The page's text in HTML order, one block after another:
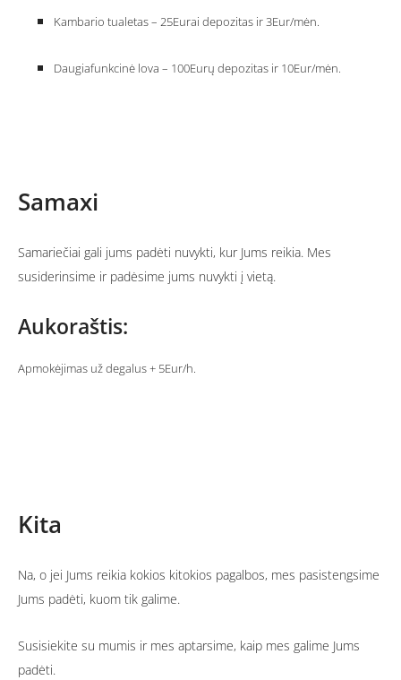
Kambario tualetas – 25Eurai depozitas ir 3Eur/mėn.
Daugiafunkcinė lova – 100Eurų depozitas ir 10Eur/mėn.
Samaxi
Samariečiai gali jums padėti nuvykti, kur Jums reikia. Mes
susiderinsime ir padėsime jums nuvykti į vietą.
Aukoraštis:
Apmokėjimas už degalus + 5Eur/h.
Kita
Na, o jei Jums reikia kokios kitokios pagalbos, mes pasistengsime
Jums padėti, kuom tik galime.
Susisiekite su mumis ir mes aptarsime, kaip mes galime Jums
padėti.